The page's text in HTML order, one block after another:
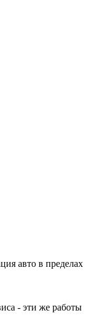
авто в пределах
- эти же работы